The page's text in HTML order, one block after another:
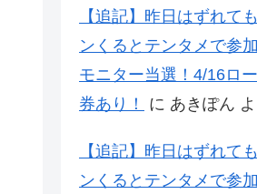
【追記】昨日はずれて
ンくるとテンタメで参
モニター当選！4/16ロ
券あり！
に あきぽん
【追記】昨日はずれて
ンくるとテンタメで参